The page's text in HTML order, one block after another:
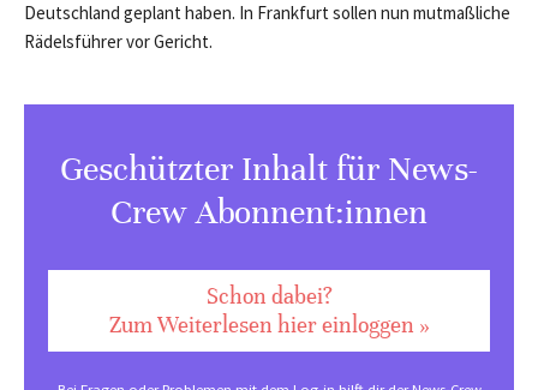
Deutschland geplant haben. In Frankfurt sollen nun mutmaßliche
Rädelsführer vor Gericht.
Geschützter Inhalt für News-
Crew Abonnent:innen
Schon dabei?
Zum Weiterlesen hier einloggen »